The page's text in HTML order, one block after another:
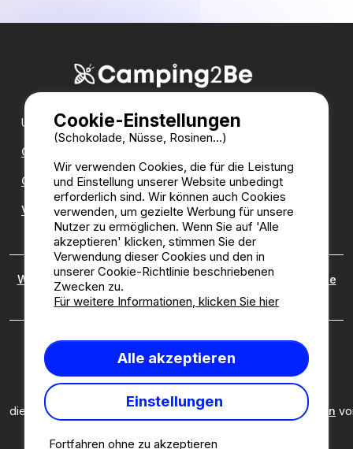
Unsere Partner:
CampingDirect
CampingStreetView
Verzeichnis der Campingplätze
Wer sind wir? |Rechtliche Hinweise|Cookies
Richtlinie
zu kundenbewertungen
Camping2be.com ©2026 Camping2Be, alle Rechte
vorbehalten. Alle Medien und Bilder sind Eigentum ihrer
jeweiligen Besitzer.
Diese Seite ist durch reCAPTCHA geschützt; es gelten
die
DatenschutzbestimmungenundNutzungsbedingungen
Fortfahren ohne zu akzeptieren
Cookie-Einstellungen
(Schokolade, Nüsse, Rosinen...)
Wir verwenden Cookies, die für die Leistung
und Einstellung unserer Website unbedingt
erforderlich sind. Wir können auch Cookies
verwenden, um gezielte Werbung für unsere
Nutzer zu ermöglichen. Wenn Sie auf 'Alle
akzeptieren' klicken, stimmen Sie der
Verwendung dieser Cookies und den in
unserer Cookie-Richtlinie beschriebenen
Zwecken zu.
Für weitere Informationen, klicken Sie hier
Alle akzeptieren
Einstellungen